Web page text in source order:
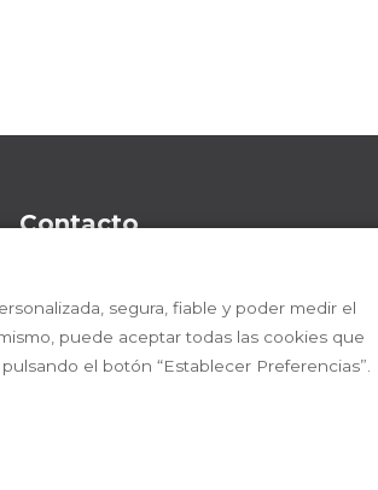
Contacto
93 500 12 13
segura, fiable y poder medir el
puede aceptar todas las cookies que
el botón “Establecer Preferencias”.